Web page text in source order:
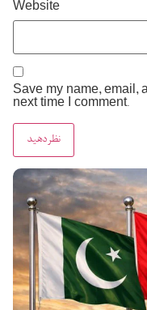
Website
Save my name, email,
next time I comment.